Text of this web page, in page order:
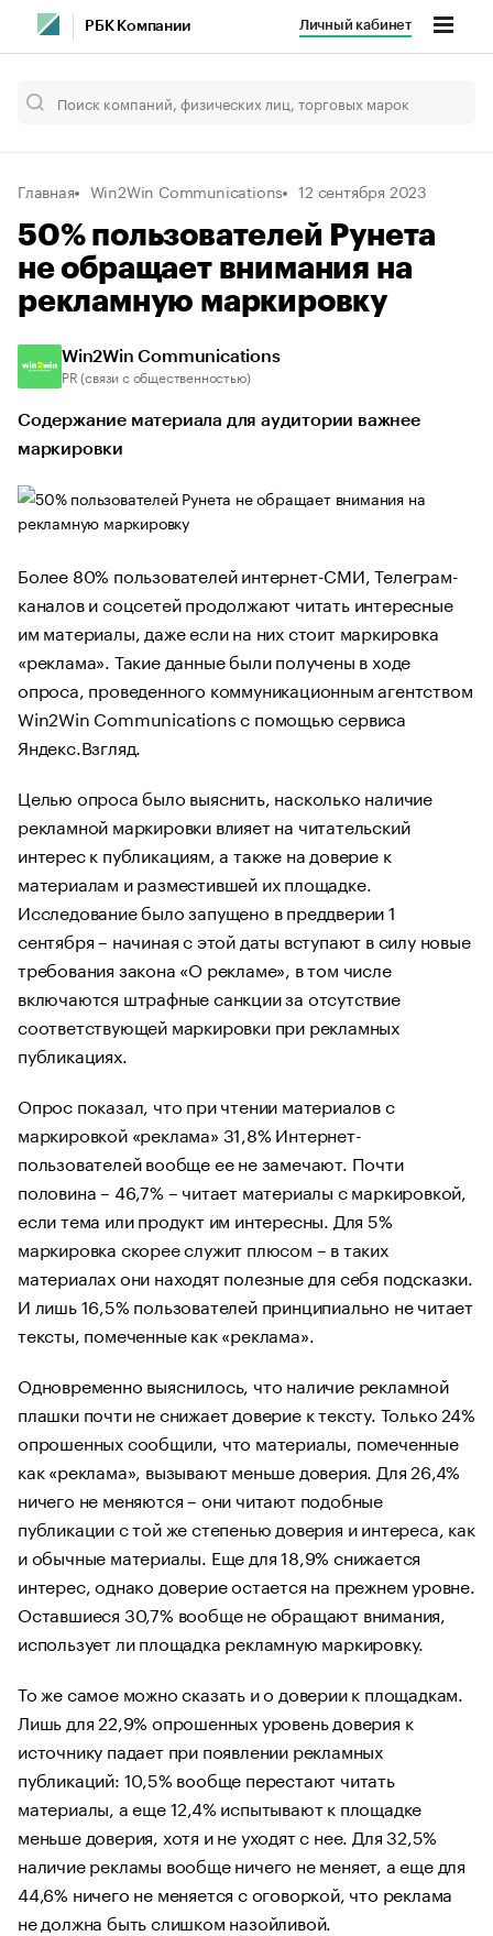
РБК Компании Личный кабинет
Главная Win2Win Communications 12 сентября 2023
50% пользователей Рунета
не обращает внимания на
рекламную маркировку
Win2Win Communications
PR (связи с общественностью)
Содержание материала для аудитории важнее
маркировки
Более 80% пользователей интернет-СМИ, Телеграм-
каналов и соцсетей продолжают читать интересные
им материалы, даже если на них стоит маркировка
«реклама». Такие данные были получены в ходе
опроса, проведенного коммуникационным агентством
Win2Win Communications с помощью сервиса
Яндекс.Взгляд.
Целью опроса было выяснить, насколько наличие
рекламной маркировки влияет на читательский
интерес к публикациям, а также на доверие к
материалам и разместившей их площадке.
Исследование было запущено в преддверии 1
сентября – начиная с этой даты вступают в силу новые
требования закона «О рекламе», в том числе
включаются штрафные санкции за отсутствие
соответствующей маркировки при рекламных
публикациях.
Опрос показал, что при чтении материалов с
маркировкой «реклама» 31,8% Интернет-
пользователей вообще ее не замечают. Почти
половина – 46,7% – читает материалы с маркировкой,
если тема или продукт им интересны. Для 5%
маркировка скорее служит плюсом – в таких
материалах они находят полезные для себя подсказки.
И лишь 16,5% пользователей принципиально не читает
тексты, помеченные как «реклама».
Одновременно выяснилось, что наличие рекламной
плашки почти не снижает доверие к тексту. Только 24%
опрошенных сообщили, что материалы, помеченные
как «реклама», вызывают меньше доверия. Для 26,4%
ничего не меняются – они читают подобные
публикации с той же степенью доверия и интереса, как
и обычные материалы. Еще для 18,9% снижается
интерес, однако доверие остается на прежнем уровне.
Оставшиеся 30,7% вообще не обращают внимания,
использует ли площадка рекламную маркировку.
То же самое можно сказать и о доверии к площадкам.
Лишь для 22,9% опрошенных уровень доверия к
источнику падает при появлении рекламных
публикаций: 10,5% вообще перестают читать
материалы, а еще 12,4% испытывают к площадке
меньше доверия, хотя и не уходят с нее. Для 32,5%
наличие рекламы вообще ничего не меняет, а еще для
44,6% ничего не меняется с оговоркой, что реклама
не должна быть слишком назойливой.